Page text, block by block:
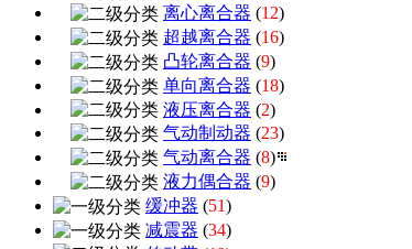
离心离合器 (12)
超越离合器 (16)
凸轮离合器 (9)
单向离合器 (18)
液压离合器 (2)
气动制动器 (23)
气动离合器 (8)
液力偶合器 (9)
缓冲器 (51)
减震器 (34)